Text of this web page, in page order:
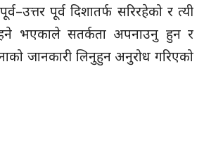
पूर्व दिशातर्फ सरिरहेको र त्यी
रहने भएकाले सतर्कता अपनाउनु हुन र
जानकारी लिनुहुन अनुरोध गरिएको